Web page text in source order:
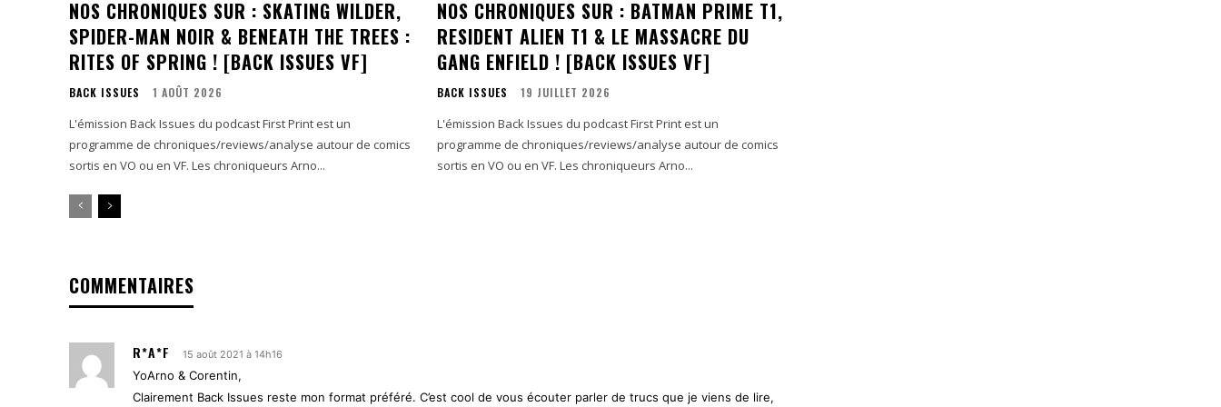
NOS CHRONIQUES SUR : SKATING WILDER,
SPIDER-MAN NOIR & BENEATH THE TREES :
RITES OF SPRING ! [BACK ISSUES VF]
BACK ISSUES 1 AOÛT 2026
L'émission Back Issues du podcast First Print est un
programme de chroniques/reviews/analyse autour de comics
sortis en VO ou en VF. Les chroniqueurs Arno...
NOS CHRONIQUES SUR : BATMAN PRIME T1,
RESIDENT ALIEN T1 & LE MASSACRE DU
GANG ENFIELD ! [BACK ISSUES VF]
BACK ISSUES 19 JUILLET 2026
L'émission Back Issues du podcast First Print est un
programme de chroniques/reviews/analyse autour de comics
sortis en VO ou en VF. Les chroniqueurs Arno...
COMMENTAIRES
R*A*F 15 août 2021 à 14h16
YoArno & Corentin,
Clairement Back Issues reste mon format préféré. C’est cool de vous écouter parler de trucs que je viens de lire,